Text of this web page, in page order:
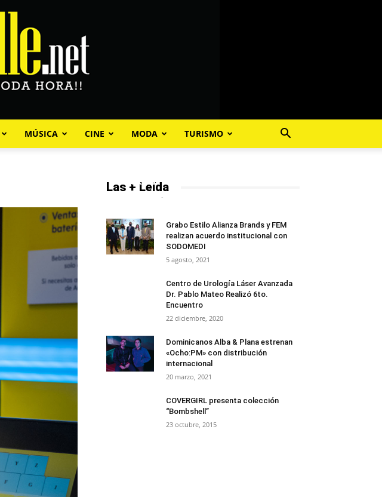
MÚSICA CINE MODA TURISMO
Las + Leída
“La Maestra” Giannina Azar
Week 2019”
-
Grabo Estilo Alianza Brands y FEM
realizan acuerdo institucional con
SODOMEDI
5 agosto, 2021
Centro de Urología Láser Avanzada
Dr. Pablo Mateo Realizó 6to.
Encuentro
22 diciembre, 2020
Dominicanos Alba & Plana estrenan
«Ocho:PM» con distribución
internacional
20 marzo, 2021
COVERGIRL presenta colección
“Bombshell”
23 octubre, 2015